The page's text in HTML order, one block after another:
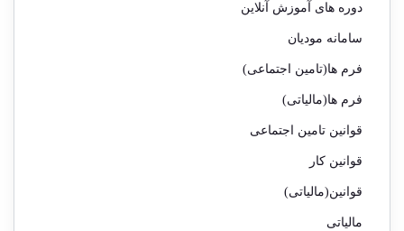
دوره های آموزش آنلاین
سامانه مودیان
فرم ها(تامین اجتماعی)
فرم ها(مالیاتی)
قوانین تامین اجتماعی
قوانین کار
قوانین(مالیاتی)
مالیاتی